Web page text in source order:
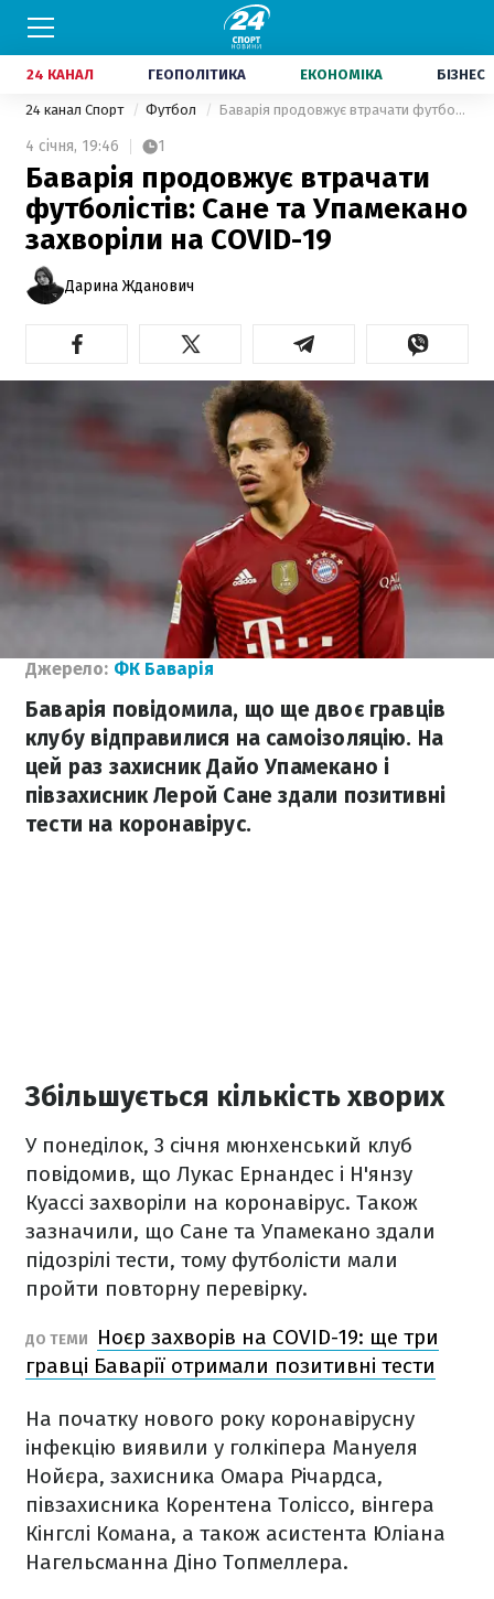
24 КАНАЛ ГЕОПОЛІТИКА ЕКОНОМІКА БІЗНЕС
24 канал Спорт Футбол Баварія продовжує втрачати футболістів: Сане та Упамекано захворіли на COVID-19
4 січня, 19:46 1
Баварія продовжує втрачати
футболістів: Сане та Упамекано
захворіли на COVID-19
Дарина Жданович
Джерело: ФК Баварія
Баварія повідомила, що ще двоє гравців
клубу відправилися на самоізоляцію. На
цей раз захисник Дайо Упамекано і
півзахисник Лерой Сане здали позитивні
тести на коронавірус.
Збільшується кількість хворих
У понеділок, 3 січня мюнхенський клуб
повідомив, що Лукас Ернандес і Н'янзу
Куассі захворіли на коронавірус. Також
зазначили, що Сане та Упамекано здали
підозрілі тести, тому футболісти мали
пройти повторну перевірку.
ДО ТЕМИ
Ноєр захворів на COVID-19: ще три
гравці Баварії отримали позитивні тести
На початку нового року коронавірусну
інфекцію виявили у голкіпера Мануеля
Нойєра, захисника Омара Річардса,
півзахисника Корентена Толіссо, вінгера
Кінгслі Комана, а також асистента Юліана
Нагельсманна Діно Топмеллера.